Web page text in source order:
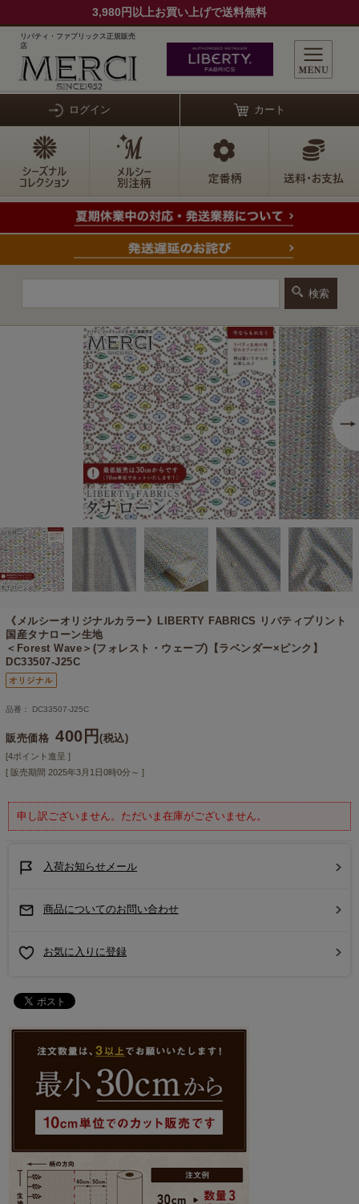
3,980円以上お買い上げで送料無料
リバティ・ファブリックス正規販売
店
ログイン カート
《メルシーオリジナルカラー》 LIBERTY FABRICS リバティプリント
国産タナローン生地
＜Forest Wave＞(フォレスト・ウェーブ)【ラベンダー×ピンク】
DC33507-J25C
品番： DC33507-J25C
販売価格 400円(税込)
[4ポイント進呈 ]
[ 販売期間 2025年3月1日0時0分 ～ ]
申し訳ございません。ただいま在庫がございません。
入荷お知らせメール
商品についてのお問い合わせ
お気に入りに登録